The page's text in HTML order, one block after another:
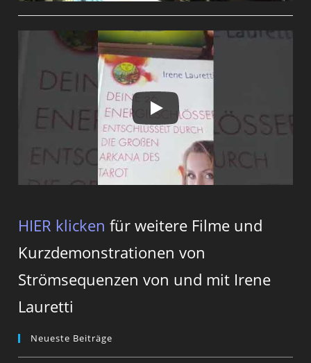
HIER klicken für weitere Filme und
Kurzdemonstrationen von
Strömsequenzen von und mit Irene
Lauretti
Neueste Beiträge